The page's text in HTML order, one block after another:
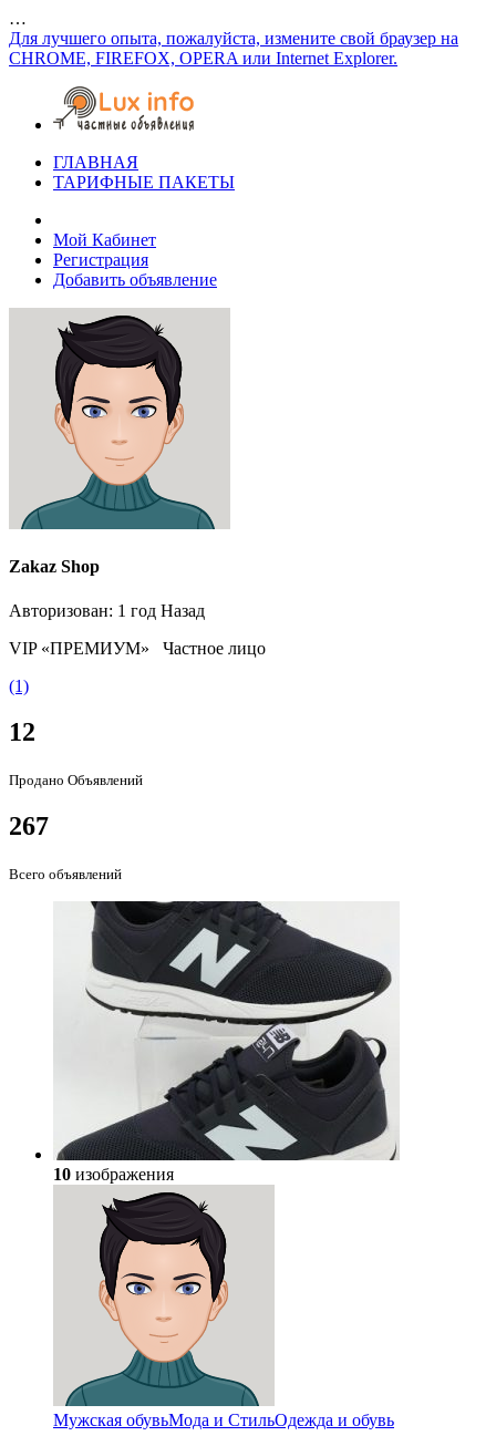
…
Для лучшего опыта, пожалуйста, измените свой браузер на
CHROME, FIREFOX, OPERA или Internet Explorer.
ГЛАВНАЯ
ТАРИФНЫЕ ПАКЕТЫ
Мой Кабинет
Регистрация
Добавить объявление
Zakaz Shop
Авторизован: 1 год Назад
VIP «ПРЕМИУМ»
Частное лицо
(1)
12
Продано Объявлений
267
Всего объявлений
10 изображения
Мужская обувьМода и СтильОдежда и обувь